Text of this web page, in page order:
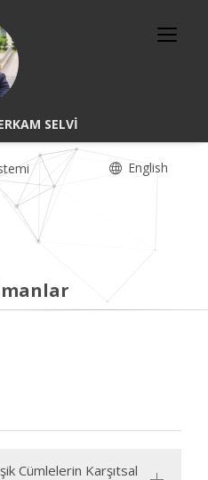
SELVİ
English
Cümlelerin Karşıtsal